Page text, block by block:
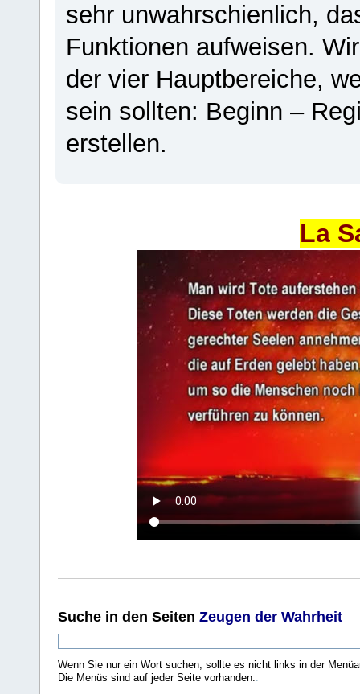
sehr unwahrschienlich,
Funktionen aufweisen.
der vier Hauptbereiche,
sein sollten: Beginn –
erstellen.
La
Suche in den Seiten Zeugen der Wahrheit
Wenn Sie nur ein Wort suchen, sollte es nicht links in der
Die Menüs sind auf jeder Seite vorhanden..